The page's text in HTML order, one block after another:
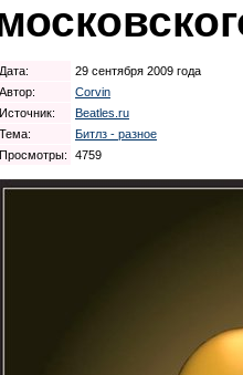
Дата:
29 сентября 2009 года
Автор:
Corvin
Источник:
Beatles.ru
Тема:
Битлз - разное
Просмотры:
4759